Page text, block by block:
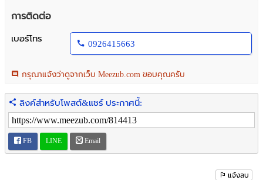
🛍️ สถานที่ใกล้เคียง
Union Mall
Lotus’s วังหิน
Central ลาดพร้าว
Major รัชโยธิน
🚗 เส้นทางคมนาคมสะดวก
ถนนลาดพร้าว
การติดต่อ
เบอร์โทร
0926415663
กรุณาแจ้งว่าดูจากเว็บ Meezub.com ขอบคุณครับ
ลิงค์สำหรับโพสต์&แชร์ ประกาศนี้:
FB LINE Email
แจ้งลบ